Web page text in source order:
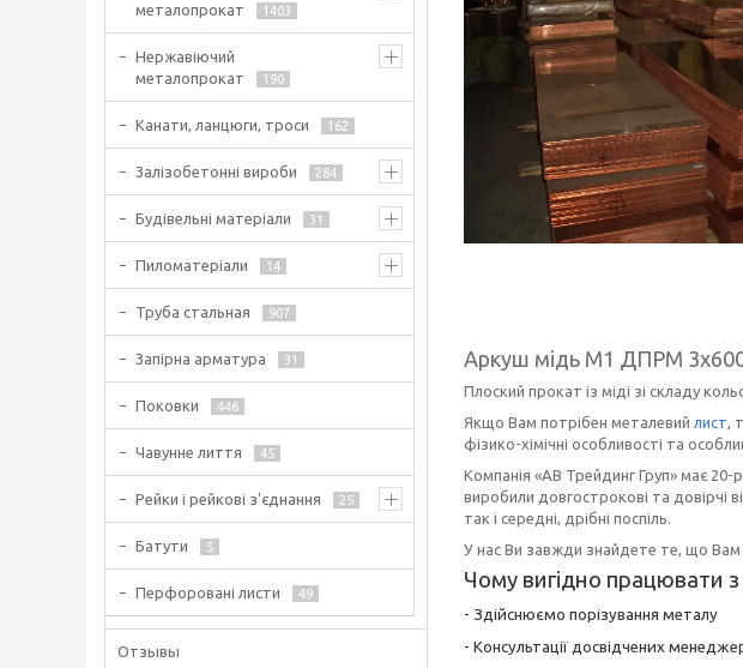
Аркуш мідь М1 ДПРМ
Плоский прокат із міді зі складу
Якщо Вам потрібен металевий лист,
фізико-хімічні особливості та
Компанія «АВ Трейдинг Груп» має
виробили довгострокові та довірчі
так і середні, дрібні поспіль.
У нас Ви завжди знайдете те, що
Чому вигідно працювати
- Здійснюємо порізування металу
- Консультації досвідчених
металопрокат
1403
Нержавіючий
металопрокат
190
Канати, ланцюги, троси 162
Залізобетонні вироби 284
Будівельні матеріали 31
Пиломатеріали 14
Труба стальная 907
Запірна арматура 31
Поковки 446
Чавунне лиття 45
Рейки і рейкові з'єднання 25
Батути 5
Перфоровані листи 49
Отзывы